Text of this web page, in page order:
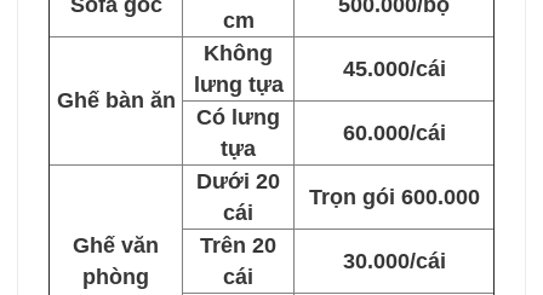
cm
Ghế bàn ăn
Không
lưng tựa
45.000/cái
Có lưng
tựa
60.000/cái
Ghế văn
phòng
Dưới 20
cái
Trọn gói 600.000
Trên 20
cái
30.000/cái